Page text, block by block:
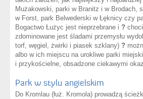
Mużakowski, parki w Branitz i w Brodach,
w Forst, park Belwederski w Łęknicy czy
Bogactwo Łużyc jest nieprzebrane i ?
zdominowane jest śladami przemysłu
torf, węgiel, żwirki i piasek szklany) ?
albo w ich miejscu na urokliwe parki
i przykościelne, obsadzone ciekawymi
Park w stylu angielskim
Do Kromlau (łuż. Kromola) prowadzą